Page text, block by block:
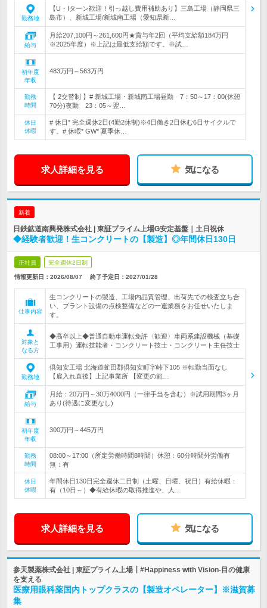
勤務地
【U・Iターン歓迎！引っ越し費用補助あり】三島工場（静岡県三
島市）、新城工場/新城南工場（愛知県新…
給与
月給207,100円～261,600円★賞与年2回（平均支給額184万円
※2025年度）※上記は最低支給額です。※試…
初年度
年収
483万円～563万円
勤務
時間
【 2交替制 】# 新城工場・新城南工場昼勤 7：50～17：00(休憩
70分)夜勤 23：05～翌…
休日
休暇
# 休日* 完全週休2日(4勤2休制)※4日働き2日休む6日サイクルで
す。# 休暇* GW* 夏季休…
求人詳細を見る 気になる
新着
日鉄鉱道南興発株式会社 | 東証プライム上場G安定基盤｜土日祝休
◆経験者歓迎！生コンクリートの【製造】◎年間休日130日
正社員 完全週休2日制
情報更新日：2026/08/07 終了予定日： 2027/01/28
仕事内容
生コンクリートの製造、工場内品質管理、出荷先での検査立ち合
い、プラント設備の点検整備などの一連業務をお任せいたしま
す。
対象と
なる方
◆高卒以上◆普通自動車運転免許〈歓迎〉車両系建設機械（基礎
工事用）運転技能者・コンクリート技士・コンクリート主任技士
勤務地
倶知安工場 北海道虻田郡倶知安町字峠下105 ※転勤当面なし
【雇入れ直後】上記事業所 【変更の範…
給与
月給：20万円～30万4000円（一律手当を含む）※試用期間3ヶ月
あり(待遇に変更なし)
初年度
年収
300万円～445万円
勤務
時間
08:00～17:00（所定労働時間8時間）休憩：60分時間外労働有
無：有
休日
休暇
年間休日130日完全週休二日制（土曜、日曜、祝日）有給休暇：
有（10日～）◆有給休暇の取得推進や、人…
求人詳細を見る 気になる
参天製薬株式会社 | 東証プライム上場┃#Happiness with Vision-目の健康
を支える
医療用眼科薬国内トップクラスの【製造オペレーター】※滋賀募
集